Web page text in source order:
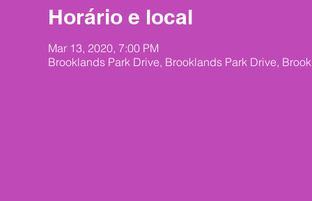
Horário e local
Mar 13, 2020, 7:00 PM
Brooklands Park Drive, Brooklands Park Drive,